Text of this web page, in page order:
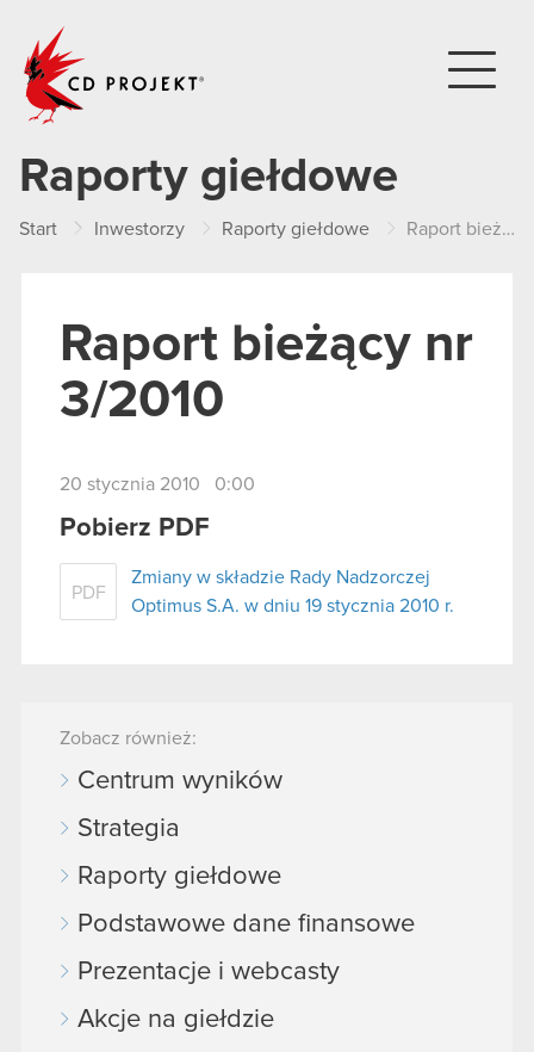
Raporty giełdowe
Start Inwestorzy Raporty giełdowe Raport bieżący nr 3/2010
Raport bieżący nr
3/2010
20 stycznia 2010 0:00
Pobierz PDF
PDF
Zmiany w składzie Rady Nadzorczej
Optimus S.A. w dniu 19 stycznia 2010 r.
Zobacz również:
Centrum wyników
Strategia
Raporty giełdowe
Podstawowe dane finansowe
Prezentacje i webcasty
Akcje na giełdzie